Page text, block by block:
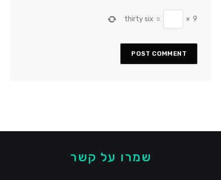
9
×
=
thirty six
שמרו על קשר